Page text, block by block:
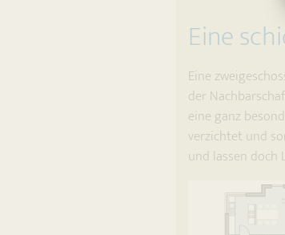
Eine
Eine
der
eine ganz
verzichtet und
und lassen doch